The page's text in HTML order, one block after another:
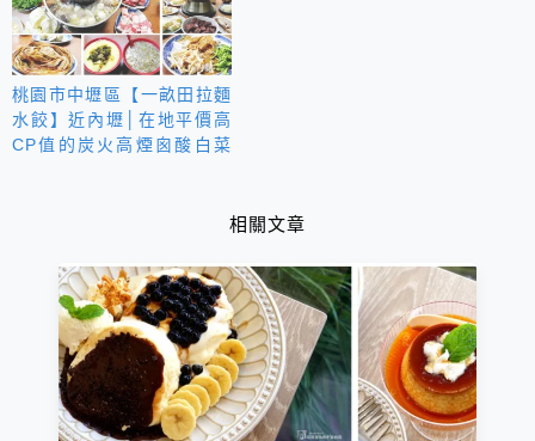
桃園市中壢區【一畝田拉麵
水餃】近內壢│在地平價高
CP值的炭火高煙囪酸白菜
相關文章